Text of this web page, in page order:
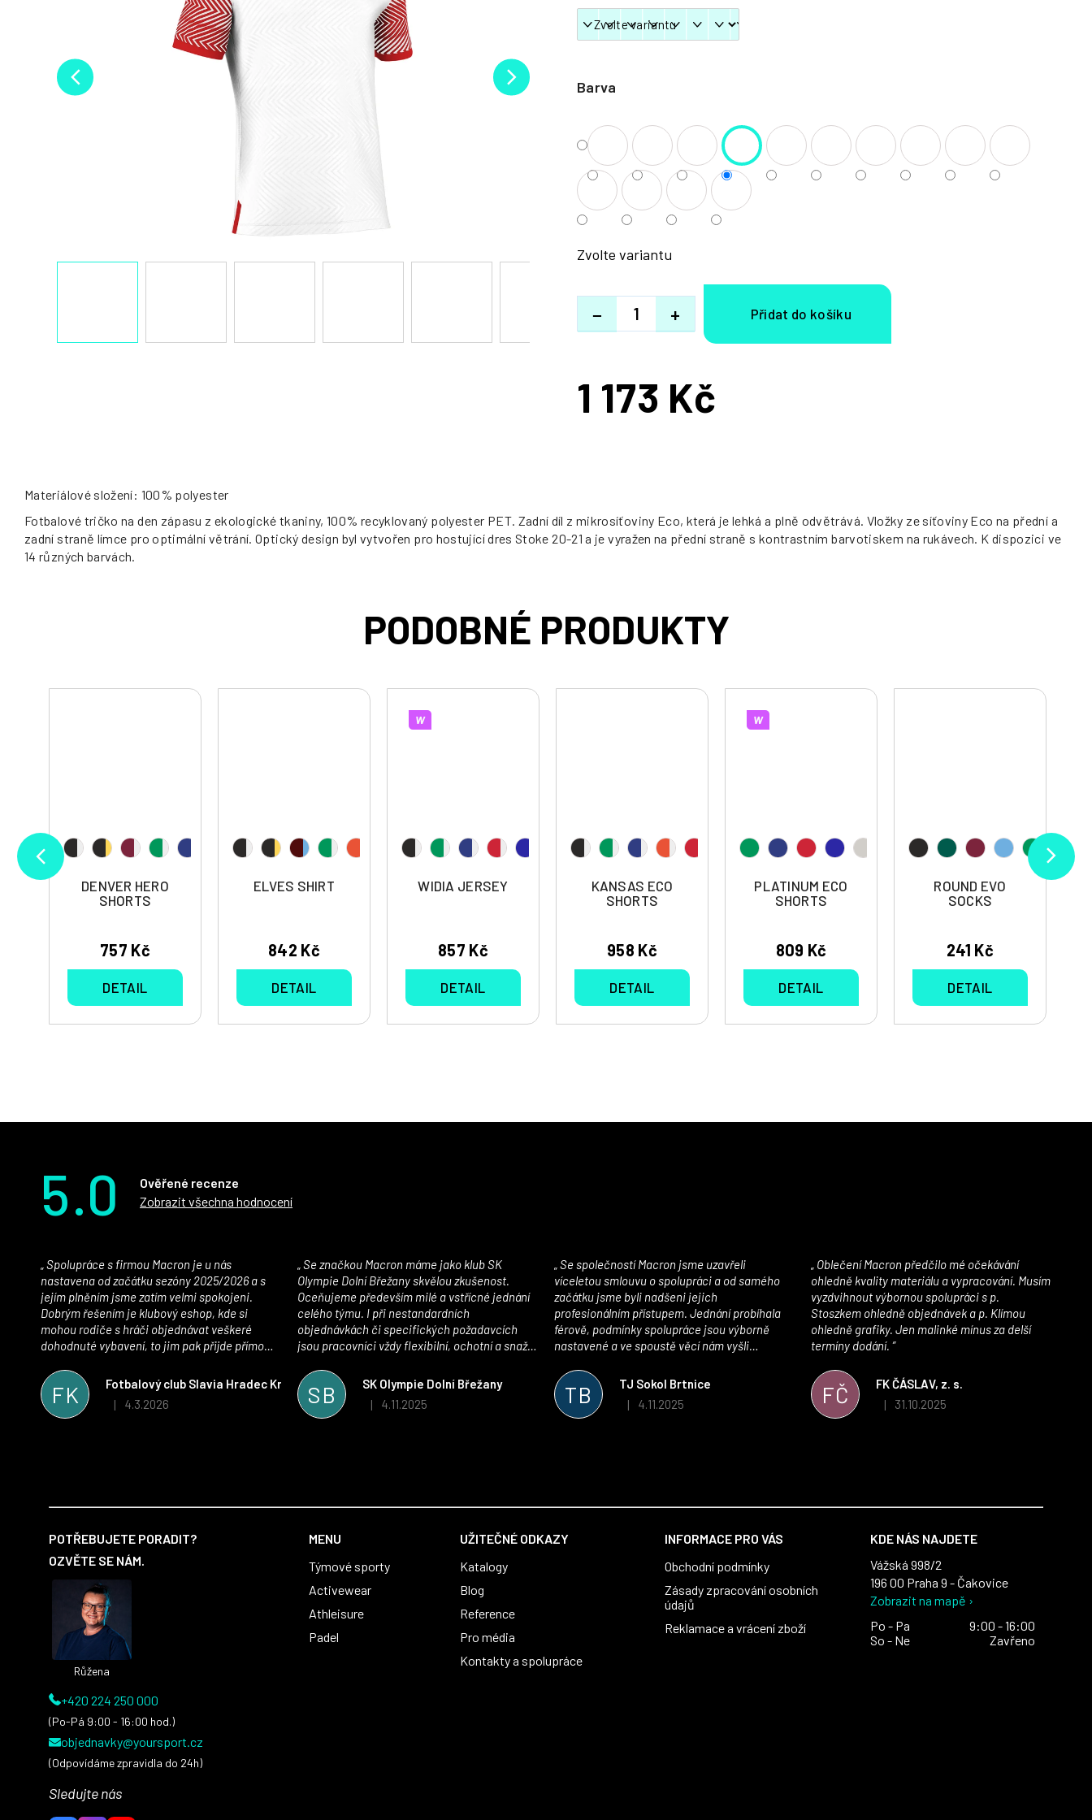
Barva
Zvolte variantu
+
−
1 173 Kč
Materiálové složení: 100% polyester
Fotbalové tričko na den zápasu z ekologické tkaniny, 100% recyklovaný polyester PET. Zadní díl z mikrosíťoviny Eco, která je lehká a plně odvětrává. Vložky ze síťoviny Eco na přední a
zadní straně límce pro optimální větrání. Optický design byl vytvořen pro hostující dres Stoke 20-21 a je vyražen na přední straně s kontrastním barvotiskem na rukávech. K dispozici ve
14 různých barvách.
DENVER HERO
SHORTS
757 Kč
DETAIL
ELVES SHIRT
842 Kč
DETAIL
W
WIDIA JERSEY
857 Kč
DETAIL
KANSAS ECO
SHORTS
958 Kč
DETAIL
W
PLATINUM ECO
SHORTS
809 Kč
DETAIL
ROUND EVO
SOCKS
241 Kč
DETAIL
5.0
Ověřené recenze
Zobrazit všechna hodnocení
FK
Fotbalový club Slavia Hradec Králové z.s.
Hodnocení obchodu je 5 z 5 hvězdiček.
| 4.3.2026
nastavena od začátku sezóny 2025/2026 a s
jejím plněním jsme zatím velmi spokojeni.
Dobrým řešením je klubový eshop, kde si
mohou rodiče s hráči objednávat veškeré
dohodnuté vybavení, to jim pak přijde přímo
oblečením jsme spokojeni, stejně tak s
komunikací a snahou řešit všechny záležitosti
velmi rychle a ke spokojenosti obou stran.
SB
SK Olympie Dolní Břežany
Hodnocení obchodu je 5 z 5 hvězdiček.
| 4.11.2025
Olympie Dolní Břežany skvělou zkušenost.
Oceňujeme především milé a vstřícné jednání
celého týmu. I při nestandardních
objednávkách či specifických požadavcích
jsou pracovníci vždy flexibilní, ochotní a snaží
vynikající a plně odpovídá potřebám
sportovního klubu!
TB
TJ Sokol Brtnice
Hodnocení obchodu je 5 z 5 hvězdiček.
| 4.11.2025
víceletou smlouvu o spolupráci a od samého
začátku jsme byli nadšeni jejich
profesionálním přístupem. Jednání probíhala
férově, podmínky spolupráce jsou výborně
nastavené a ve spoustě věcí nám vyšli
velmi kvalitní a příjemné na nošení. Velmi
oceňujeme také vytvoření klubového e-shopu,
který je perfektně zpracovaný a výrazně nám
FČ
FK ČÁSLAV, z. s.
Hodnocení obchodu je 5 z 5 hvězdiček.
| 31.10.2025
ohledně kvality materiálu a vypracování. Musím
vyzdvihnout výbornou spolupráci s p.
Stoszkem ohledně objednávek a p. Klímou
ohledně grafiky. Jen malinké mínus za delší
termíny dodání.
POTŘEBUJETE PORADIT?
OZVĚTE SE NÁM.
Růžena
+420 224 250 000
(Po-Pá 9:00 - 16:00 hod.)
objednavky@yoursport.cz
(Odpovídáme zpravidla do 24h)
Sledujte nás
MENU
Týmové sporty
Activewear
Athleisure
Padel
UŽITEČNÉ ODKAZY
Katalogy
Blog
Reference
Pro média
Kontakty a spolupráce
INFORMACE PRO VÁS
Obchodní podmínky
Zásady zpracování osobních
údajů
Reklamace a vrácení zboží
KDE NÁS NAJDETE
Vážská 998/2
196 00 Praha 9 - Čakovice
Zobrazit na mapě ›
Po - Pa
9:00 - 16:00
So - Ne
Zavřeno